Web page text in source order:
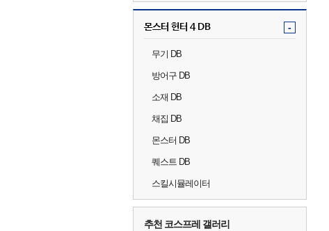
몬스터 헌터 4 DB -
무기 DB
방어구 DB
소재 DB
채집 DB
몬스터 DB
퀘스트 DB
스킬시뮬레이터
추천 코스프레 갤러리